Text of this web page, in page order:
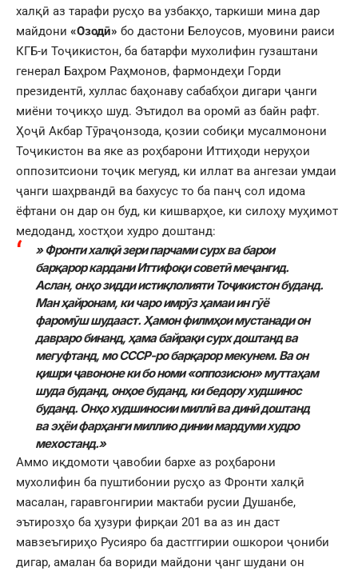
халқӣ аз тарафи русҳо ва узбакҳо, таркиши мина дар
майдони «Озодӣ» бо дастони Белоусов, муовини раиси
КГБ-и Тоҷикистон, ба батарфи мухолифин гузаштани
генерал Баҳром Раҳмонов, фармондеҳи Горди
президентӣ, хуллас баҳонаву сабабҳои дигари ҷанги
миёни тоҷикҳо шуд. Эътидол ва оромӣ аз байн рафт.
Ҳоҷӣ Акбар Тӯраҷонзода, қозии собиқи мусалмонони
Тоҷикистон ва яке аз роҳбарони Иттиҳоди неруҳои
оппозитсиони тоҷик мегуяд, ки иллат ва ангезаи умдаи
ҷанги шаҳрвандӣ ва бахусус то ба панҷ сол идома
ёфтани он дар он буд, ки кишварҳое, ки силоҳу муҳимот
медоданд, хостҳои худро доштанд:
» Фронти халқӣ зери парчами сурх ва барои
барқарор кардани Иттифоқи советӣ меҷангид.
Аслан, онҳо зидди истиқлолияти Тоҷикистон буданд.
Ман ҳайронам, ки чаро имрӯз ҳамаи ин гӯё
фаромӯш шудааст. Ҳамон филмҳои мустанади он
давраро бинанд, ҳама байрақи сурх доштанд ва
мегуфтанд, мо СССР-ро барқарор мекунем. Ва он
қишри ҷавононе ки бо номи «оппозисюн» муттаҳам
шуда буданд, онҳое буданд, ки бедору худшинос
буданд. Онҳо худшиносии миллӣ ва динӣ доштанд
ва эҳёи фарҳанги миллию динии мардуми худро
мехостанд.»
Аммо иқдомоти ҷавобии бархе аз роҳбарони
мухолифин ба пуштибонии русҳо аз Фронти халқӣ
масалан, гаравгонгирии мактаби русии Душанбе,
эътирозҳо ба ҳузури фирқаи 201 ва аз ин даст
мавзеъгириҳо Русияро ба дастггирии ошкорои ҷониби
дигар, амалан ба вориди майдони ҷанг шудани он